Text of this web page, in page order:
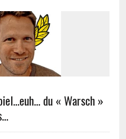
du « Warsch »